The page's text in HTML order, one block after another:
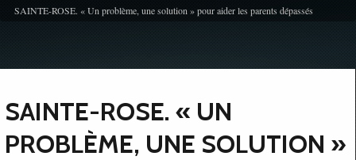
SAINTE-ROSE. « Un problème, une solution » pour aider les parents dépassés
SAINTE-ROSE. « UN
PROBLÈME, UNE SOLUTION »